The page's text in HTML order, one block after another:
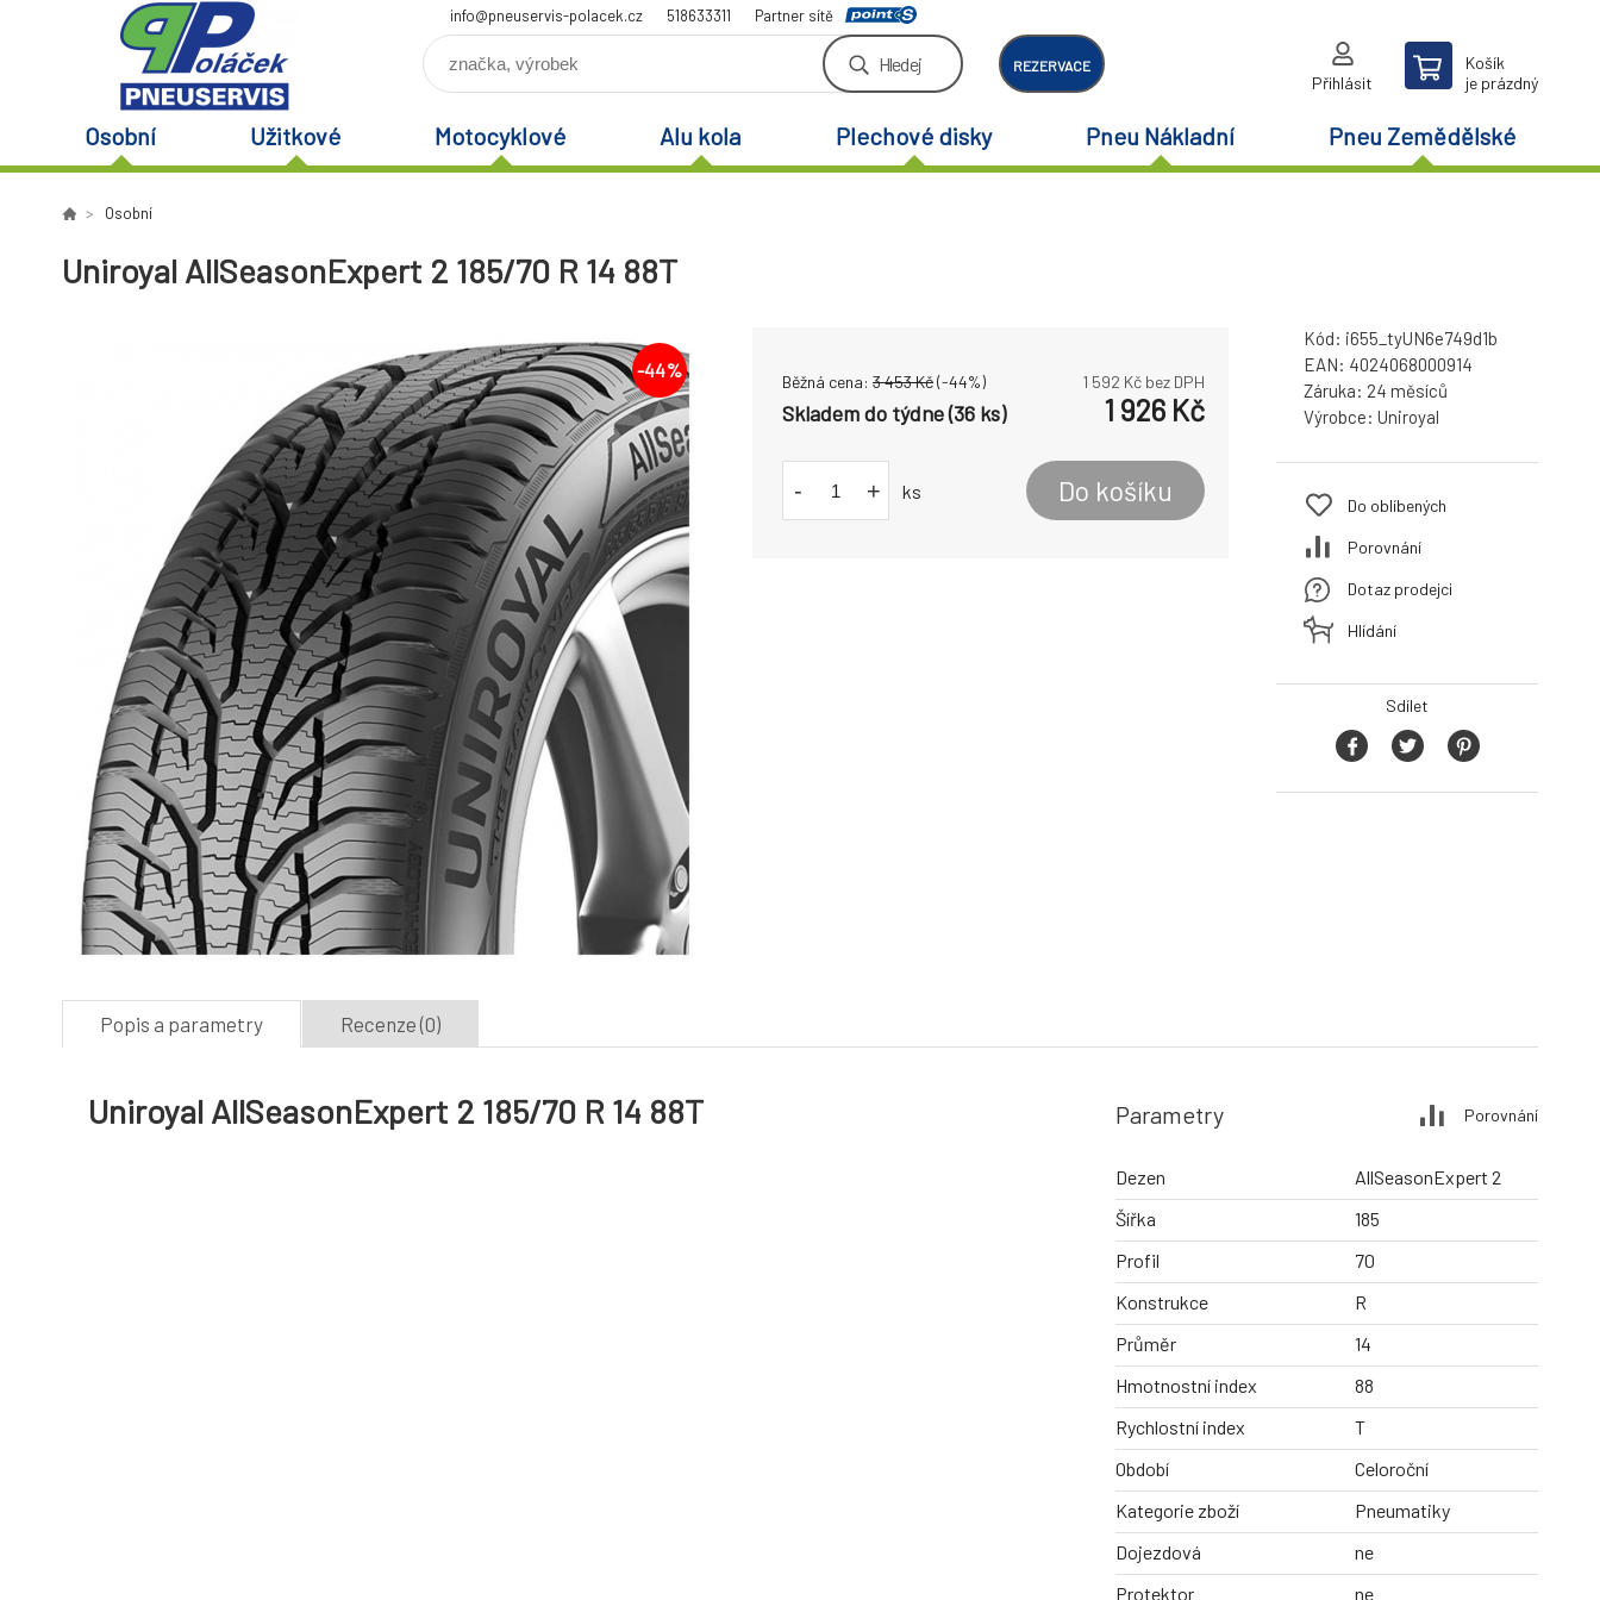
info@pneuservis-polacek.cz 518633311 Partner sítě
Hledej REZERVACE
Přihlásit
Košík
je prázdný
Osobní Užitkové Motocyklové Alu kola Plechové disky Pneu Nákladní Pneu Zemědělské
Osobní
Uniroyal AllSeasonExpert 2 185/70 R 14 88T
-44%
Běžná cena: 3 453Kč(-44%) 1 592 Kč bez DPH
Skladem do týdne (36 ks) 1 926 Kč
- + ks Do košíku
Kód: i655_tyUN6e749d1b
EAN: 4024068000914
Záruka: 24 měsíců
Výrobce: Uniroyal
Do oblíbených
Porovnání
Dotaz prodejci
Hlídání
Sdílet
Popis a parametry Recenze (0)
Uniroyal AllSeasonExpert 2 185/70 R 14 88T Parametry Porovnání
Dezen
AllSeasonExpert 2
Šířka
185
Profil
70
Konstrukce
R
Průměr
14
Hmotnostní index
88
Rychlostní index
T
Období
Celoroční
Kategorie zboží
Pneumatiky
Dojezdová
ne
Protektor
ne